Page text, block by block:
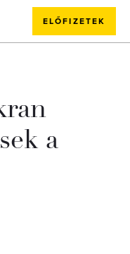
ELŐFIZETEK
a